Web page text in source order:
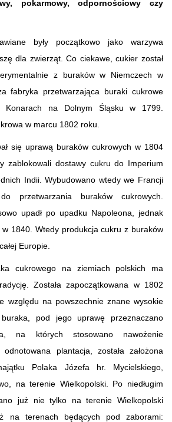
pokarmowy, odpornościowy czy
były początkowo jako warzywa
dla zwierząt. Co ciekawe, cukier został
z buraków w Niemczech w
fabryka przetwarzająca buraki cukrowe
Konarach na Dolnym Śląsku w 1799.
w marcu 1802 roku.
się uprawą buraków cukrowych w 1804
zablokowali dostawy cukru do Imperium
Indii. Wybudowano wtedy we Francji
przetwarzania buraków cukrowych.
upadł po upadku Napoleona, jednak
w 1840. Wtedy produkcja cukru z buraków
Europie.
cukrowego na ziemiach polskich ma
Została zapoczątkowana w 1802
względu na powszechnie znane wysokie
pod jego uprawę przeznaczano
na których stosowano nawożenie
plantacja, została założona
Polaka Józefa hr. Mycielskiego,
na terenie Wielkopolski. Po niedługim
już nie tylko na terenie Wielkopolski
na terenach będących pod zaborami: